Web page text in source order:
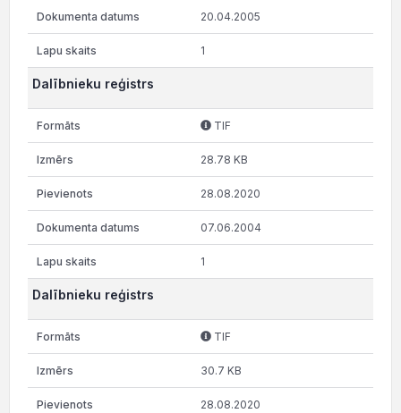
20.04.2005
1
Dalībnieku reģistrs
TIF
28.78 KB
28.08.2020
07.06.2004
1
Dalībnieku reģistrs
TIF
30.7 KB
28.08.2020